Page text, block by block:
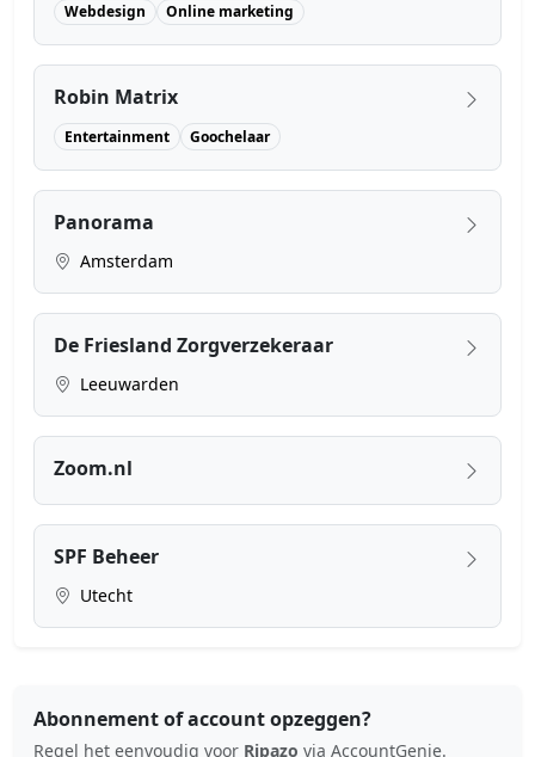
Webdesign Online marketing
Robin Matrix
Entertainment Goochelaar
Panorama
Amsterdam
De Friesland Zorgverzekeraar
Leeuwarden
Zoom.nl
SPF Beheer
Utecht
Abonnement of account opzeggen?
Regel het eenvoudig voor Ripazo via AccountGenie.